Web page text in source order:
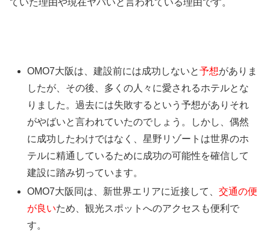
ていた理由や現在ヤバいと言われている理由です。
OMO7大阪は、建設前には成功しないと予想がありま
したが、その後、多くの人々に愛されるホテルとな
りました。過去には失敗するという予想がありそれ
がやばいと言われていたのでしょう。しかし、偶然
に成功したわけではなく、星野リゾートは世界のホ
テルに精通しているために成功の可能性を確信して
建設に踏み切っています。
OMO7大阪同は、新世界エリアに近接して、交通の便
が良いため、観光スポットへのアクセスも便利で
す。